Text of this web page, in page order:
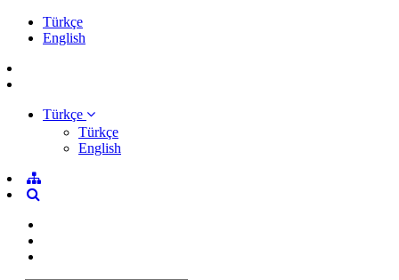
Türkçe
English
Türkçe
Türkçe
English